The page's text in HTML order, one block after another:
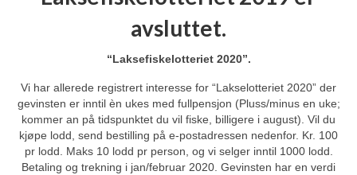
avsluttet.
“Laksefiskelotteriet 2020”.
Vi har allerede registrert interesse for “Lakselotteriet 2020” der
gevinsten er inntil èn ukes med fullpensjon (Pluss/minus en uke;
kommer an på tidspunktet du vil fiske, billigere i august). Vil du
kjøpe lodd, send bestilling på e-postadressen nedenfor. Kr. 100
pr lodd. Maks 10 lodd pr person, og vi selger inntil 1000 lodd.
Betaling og trekning i jan/februar 2020. Gevinsten har en verdi